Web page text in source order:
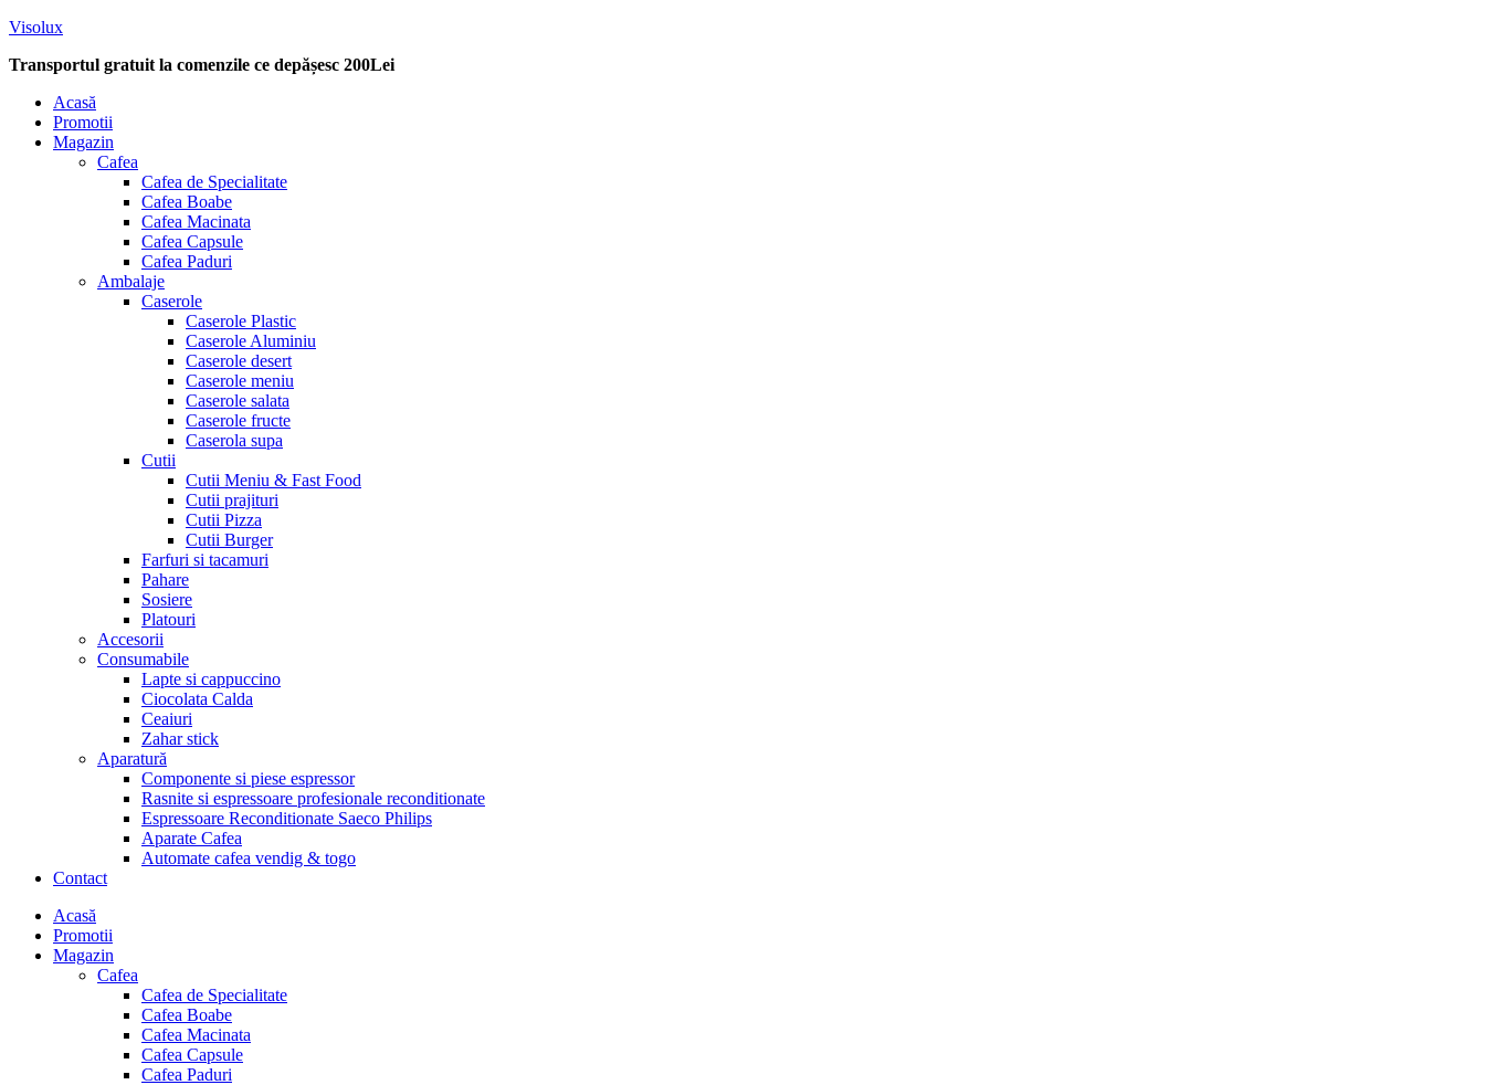
Visolux
Transportul gratuit la comenzile ce depășesc 200Lei
Menu
Acasă
Promotii
Magazin
Cafea
Cafea de Specialitate
Cafea Boabe
Cafea Macinata
Cafea Capsule
Cafea Paduri
Ambalaje
Caserole
Caserole Plastic
Caserole Aluminiu
Caserole desert
Caserole meniu
Caserole salata
Caserole fructe
Caserola supa
Cutii
Cutii Meniu & Fast Food
Cutii prajituri
Cutii Pizza
Cutii Burger
Farfuri si tacamuri
Pahare
Sosiere
Platouri
Accesorii
Consumabile
Lapte si cappuccino
Ciocolata Calda
Ceaiuri
Zahar stick
Aparatură
Componente si piese espressor
Rasnite si espressoare profesionale reconditionate
Espressoare Reconditionate Saeco Philips
Aparate Cafea
Automate cafea vendig & togo
Contact
Menu
Acasă
Promotii
Magazin
Cafea
Cafea de Specialitate
Cafea Boabe
Cafea Macinata
Cafea Capsule
Cafea Paduri